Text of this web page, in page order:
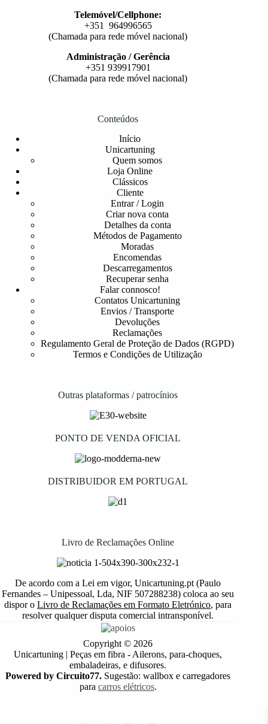
Telemóvel/Cellphone:
+351 964996565
(Chamada para rede móvel nacional)
Administração / Gerência
+351 939917901
(Chamada para rede móvel nacional)
Conteúdos
Início
Unicartuning
Quem somos
Loja Online
Clássicos
Cliente
Entrar / Login
Criar nova conta
Detalhes da conta
Métodos de Pagamento
Moradas
Encomendas
Descarregamentos
Recuperar senha
Falar connosco!
Contatos Unicartuning
Envios / Transporte
Devoluções
Reclamações
Regulamento Geral de Proteção de Dados (RGPD)
Termos e Condições de Utilização
Outras plataformas / patrocínios
PONTO DE VENDA OFICIAL
DISTRIBUIDOR EM PORTUGAL
Livro de Reclamações Online
De acordo com a Lei em vigor, Unicartuning.pt (Paulo
Fernandes – Unipessoal, Lda, NIF 507288238) coloca ao seu
dispor oLivro de Reclamações em Formato Eletrónico, para
resolver qualquer disputa comercial intransponível.
Copyright © 2026
Unicartuning | Peças em fibra - Ailerons, para-choques,
embaladeiras, e difusores.
Powered by Circuito77. Sugestão: wallbox e carregadores
para carros elétricos.